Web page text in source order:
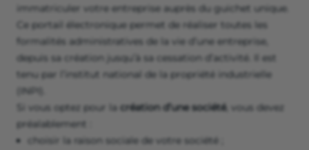
immatriculer votre entreprise auprès du guichet unique.
Ce portail électronique permet de réaliser toutes les
formalités administratives de la vie d’une entreprise,
depuis sa création jusqu’à sa cessation d’activité. Il est
tenu par l’institut national de la propriété industrielle
(INPI).
Si vous optez pour la création d’une société, vous devez
préalablement :
choisir la raison sociale de votre société ;